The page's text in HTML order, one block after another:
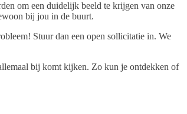
om een duidelijk beeld te krijgen van onze
bij jou in de buurt.
Stuur dan een open sollicitatie in. We
bij komt kijken. Zo kun je ontdekken of